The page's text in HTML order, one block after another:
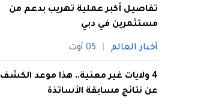
تفاصيل أكبر عملية تهريب بدعم من
مستثمرين في دبي
أخبار العالم 05 أوت
4 ولايات غير معنية.. هذا موعد الكشف
عن نتائج مسابقة الأساتذة